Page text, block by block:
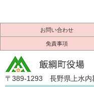
お問い合わせ
免責事項
〒389-1293 長野県上水内